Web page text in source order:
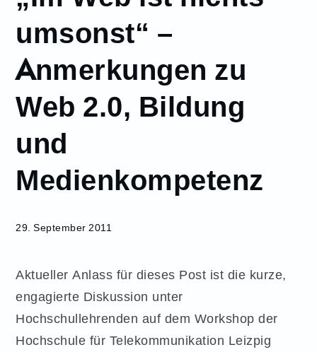
29
„Im Web ist nichts
umsonst“ –
Anmerkungen zu
Web 2.0, Bildung
und
Medienkompetenz
umsonst“ –
Anmerkungen zu
Web 2.0, Bildung
und
Medienkompetenz
29. September 2011
Aktueller Anlass für dieses Post ist die kurze,
engagierte Diskussion unter
Hochschullehrenden auf dem Workshop der
Hochschule für Telekommunikation Leizpig